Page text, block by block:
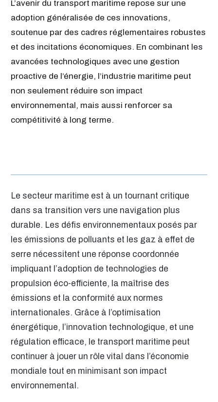
L’avenir du transport maritime repose sur une
adoption généralisée de ces innovations,
soutenue par des cadres réglementaires robustes
et des incitations économiques. En combinant les
avancées technologiques avec une gestion
proactive de l’énergie, l’industrie maritime peut
non seulement réduire son impact
environnemental, mais aussi renforcer sa
compétitivité à long terme.
Le secteur maritime est à un tournant critique
dans sa transition vers une navigation plus
durable. Les défis environnementaux posés par
les émissions de polluants et les gaz à effet de
serre nécessitent une réponse coordonnée
impliquant l’adoption de technologies de
propulsion éco-efficiente, la maîtrise des
émissions et la conformité aux normes
internationales. Grâce à l’optimisation
énergétique, l’innovation technologique, et une
régulation efficace, le transport maritime peut
continuer à jouer un rôle vital dans l’économie
mondiale tout en minimisant son impact
environnemental.